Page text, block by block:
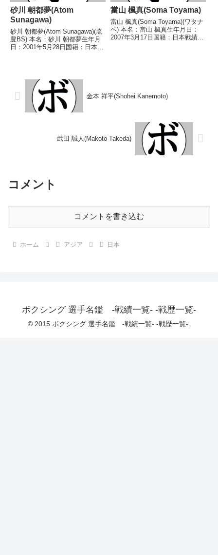
砂川 朝都夢(Atom
Sunagawa)
砂川 朝都夢(Atom Sunagawa)(琉
豊BS) 本名：砂川 朝都夢生年月
日：2001年5月28日国籍：日本戦
2022/03/27 ○4R判定 ...
當山 楓真(Soma Toyama)
當山 楓真(Soma Toyama)(ワタナ
ベ) 本名：當山 楓真生年月日：
2007年3月17日国籍：日本戦績：
金本 祥平(Shohei Kanemoto)
武田 誠人(Makoto Takeda)
コメント
コメントを書き込む
ホーム アジア 日本
ボクシング 選手名鑑 -戦績一覧- -戦歴一覧-
© 2015 ボクシング 選手名鑑 -戦績一覧- -戦歴一覧-.